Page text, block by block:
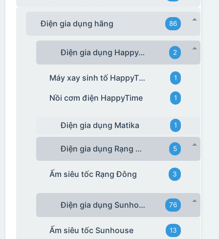
Điện gia dụng hãng 86
Điện gia dụng HappyTime 2
Máy xay sinh tố HappyTime 1
Nồi cơm điện HappyTime 1
Điện gia dụng Matika 1
Điện gia dụng Rạng Đông 5
Ấm siêu tốc Rạng Đông 3
Điện gia dụng Sunhouse 76
Ấm siêu tốc Sunhouse 13